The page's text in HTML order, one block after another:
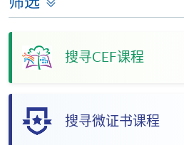
搜寻CEF课程
搜寻微证书课程